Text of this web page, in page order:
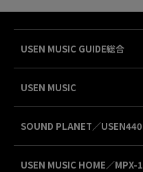
USEN MUSIC GUIDE総合
USEN MUSIC
SOUND PLANET／USEN440
USEN MUSIC HOME／MPX-1